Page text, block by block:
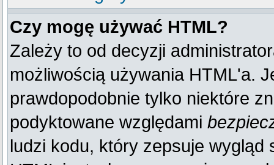
Czy mogę używać HTML?
Zależy to od decyzji
możliwością używania HTML'a.
prawdopodobnie tylko niektóre
podyktowane względami
ludzi kodu, który zepsuje wygląd